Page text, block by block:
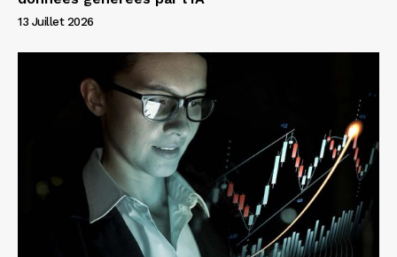
13 Juillet 2026